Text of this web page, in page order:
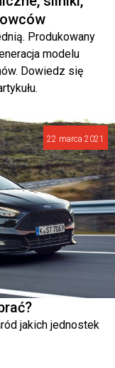
Produkowany
modelu
Dowiedz się
22 marca 2021
jakich jednostek